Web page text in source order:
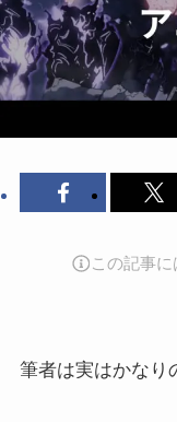
この記事
筆者は実はかなり